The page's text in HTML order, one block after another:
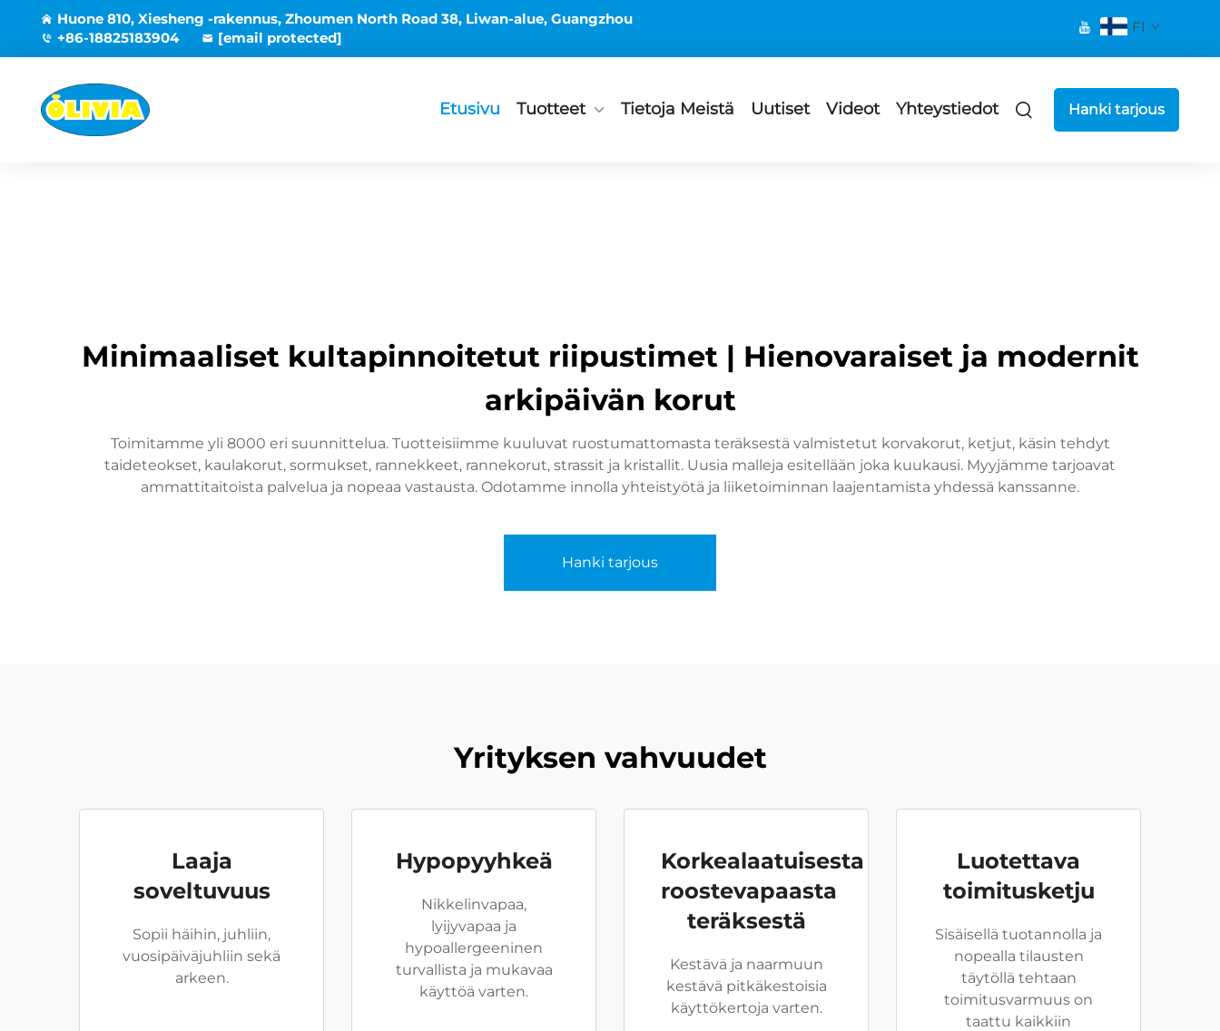
Huone 810, Xiesheng -rakennus, Zhoumen North Road 38, Liwan-alue, Guangzhou
+86-18825183904
[email protected]
FI
Etusivu Tuotteet Tietoja Meistä Uutiset Videot Yhteystiedot Hanki tarjous
Minimaaliset kultapinnoitetut riipustimet | Hienovaraiset ja modernit
arkipäivän korut
Toimitamme yli 8000 eri suunnittelua. Tuotteisiimme kuuluvat ruostumattomasta teräksestä valmistetut korvakorut, ketjut, käsin tehdyt
taideteokset, kaulakorut, sormukset, rannekkeet, rannekorut, strassit ja kristallit. Uusia malleja esitellään joka kuukausi. Myyjämme tarjoavat
ammattitaitoista palvelua ja nopeaa vastausta. Odotamme innolla yhteistyötä ja liiketoiminnan laajentamista yhdessä kanssanne.
Hanki tarjous
Yrityksen vahvuudet
Laaja
soveltuvuus
Sopii häihin, juhliin,
vuosipäiväjuhliin sekä
arkeen.
Hypopyyhkeä
Nikkelinvapaa,
lyijyvapaa ja
hypoallergeeninen
turvallista ja mukavaa
käyttöä varten.
Korkealaatuisesta
roostevapaasta
teräksestä
Kestävä ja naarmuun
kestävä pitkäkestoisia
käyttökertoja varten.
Luotettava
toimitusketju
Sisäisellä tuotannolla ja
nopealla tilausten
täytöllä tehtaan
toimitusvarmuus on
taattu kaikkiin